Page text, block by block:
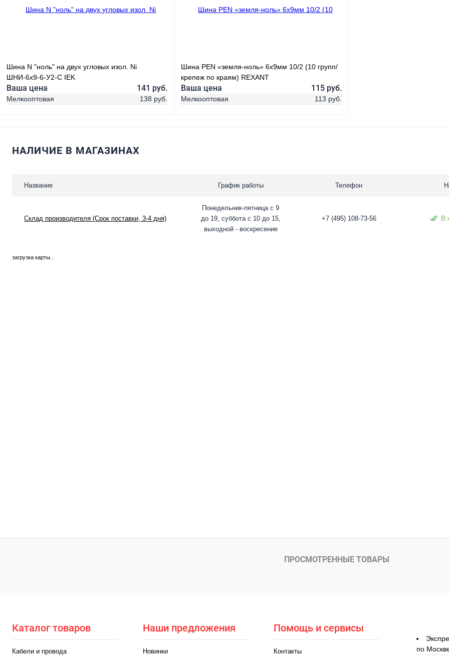
Шина N "ноль" на двух угловых изол. Ni
ШНИ-6х9-6-У2-С IEK
Ваша цена 141 руб.
Мелкооптовая 138 руб.
В корзину
Шина PEN «земля-ноль» 6х9мм 10/2 (10 групп/
крепеж по краям) REXANT
Ваша цена 115 руб.
Мелкооптовая 113 руб.
НАЛИЧИЕ В МАГАЗИНАХ
Название График работы Телефон
Склад производителя (Срок поставки, 3-4 дня)
Понедельник-пятница с 9
до 19, суббота с 10 до 15,
выходной - воскресение
+7 (495) 108-73-56 В
загрузка карты...
ПРОСМОТРЕННЫЕ ТОВАРЫ
Каталог товаров
Кабели и провода
Наши предложения
Новинки
Помощь и сервисы
Контакты
по